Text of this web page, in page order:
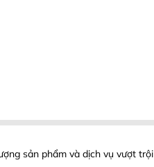
sản phẩm và dịch vụ vượt trội